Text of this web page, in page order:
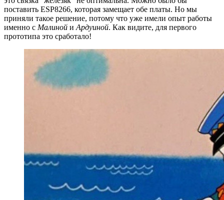
поставить ESP8266, которая замещает обе платы. Но мы
приняли такое решение, потому что уже имели опыт работы
именно с Малиной и Ардуиной. Как видите, для первого
прототипа это сработало!